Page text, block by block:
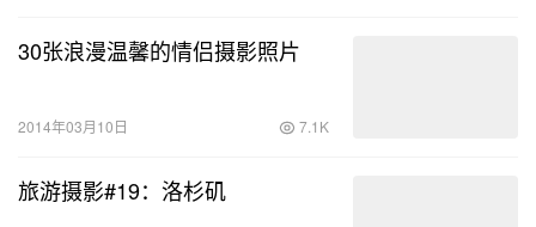
30张浪漫温馨的情侣摄影照片
2014年03月10日 7.1K
旅游摄影#19：洛杉矶